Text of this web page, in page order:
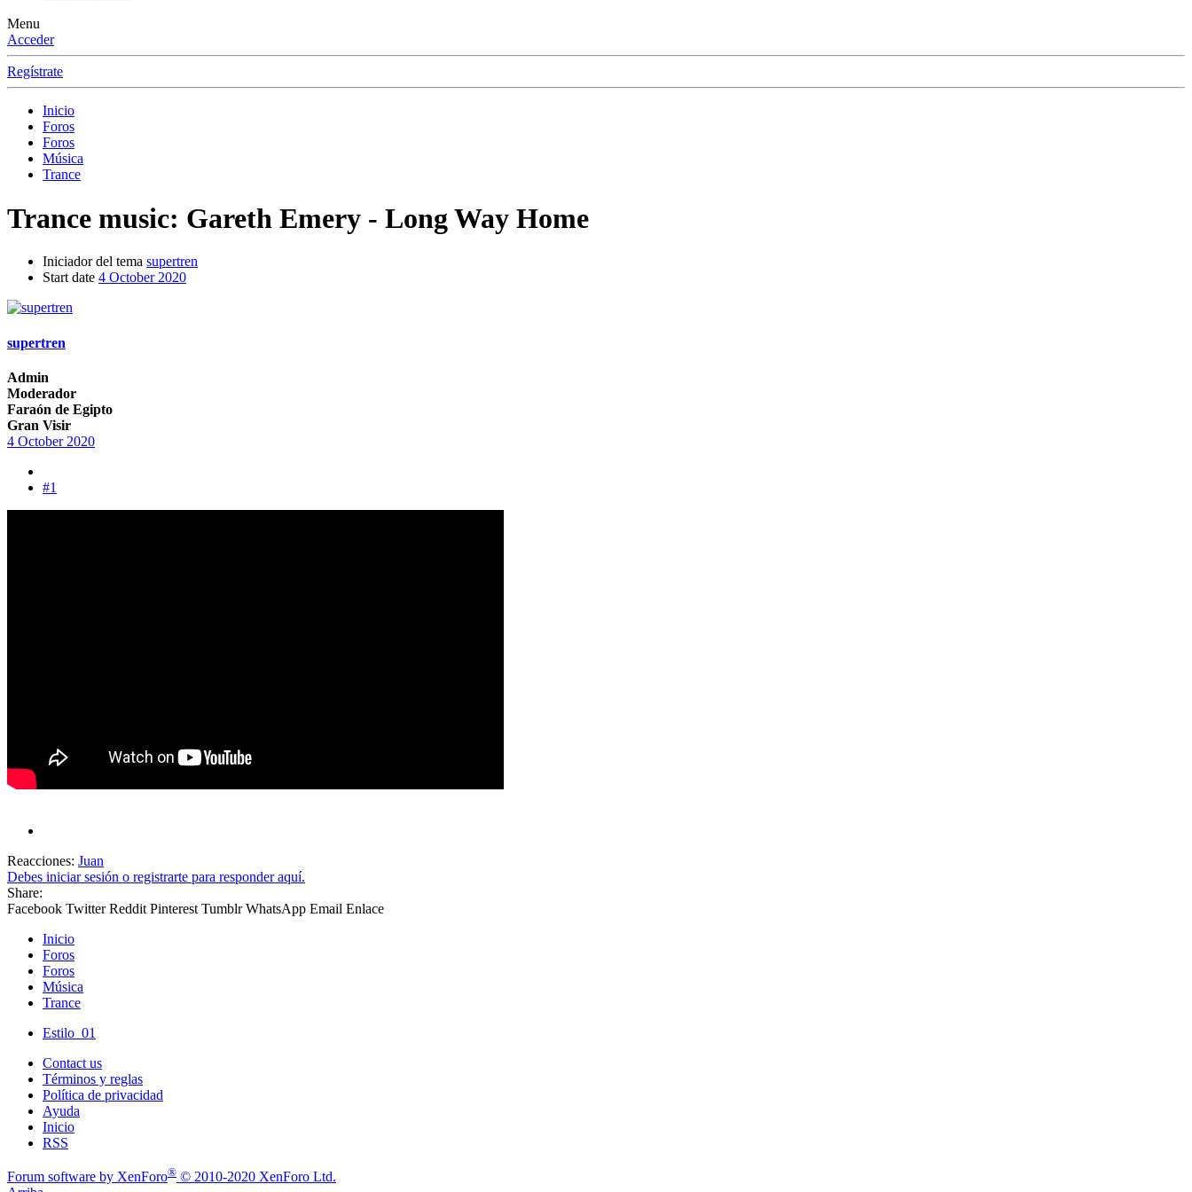
Menu
Acceder
Regístrate
Inicio
Foros
Foros
Música
Trance
Trance music: Gareth Emery - Long Way Home
Iniciador del tema supertren
Start date 4 October 2020
supertren
Admin
Moderador
Faraón de Egipto
Gran Visir
4 October 2020
#1
Reacciones: Juan
Debes iniciar sesión o registrarte para responder aquí.
Share:
Facebook Twitter Reddit Pinterest Tumblr WhatsApp Email Enlace
Inicio
Foros
Foros
Música
Trance
Estilo_01
Contact us
Términos y reglas
Política de privacidad
Ayuda
Inicio
RSS
Forum software by XenForo® © 2010-2020 XenForo Ltd.